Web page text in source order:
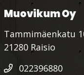
Muovikum Oy
Tammimäenkatu
21280 Raisio
022396880